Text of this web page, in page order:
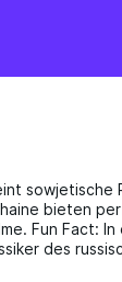
sowjetische
bieten
Fun Fact:
des